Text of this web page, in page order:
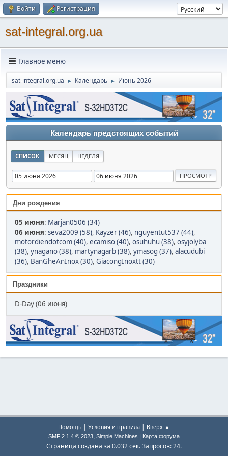
Войти Регистрация
sat-integral.org.ua
Главное меню
sat-integral.org.ua ► Календарь ► Июнь 2026
Календарь предстоящих событий
СПИСОК МЕСЯЦ НЕДЕЛЯ
Дни рождения
05 июня: Marjan0506 (34)
06 июня: seva2009 (58), Kayzer (46), nguyentut537 (44),
motordiendotcom (40), ecamiso (40), osuhuhu (38), osyjolyba
(38), ynagano (38), martynagarb (38), ymasog (37), alacudubi
(36), BanGheAnInox (30), GiacongInoxtt (30)
Праздники
D-Day (06 июня)
Помощь | Условия и правила | Вверх ▲
SMF 2.1.4 © 2023, Simple Machines Карта форума
Страница создана за 0.032 сек. Запросов: 24.